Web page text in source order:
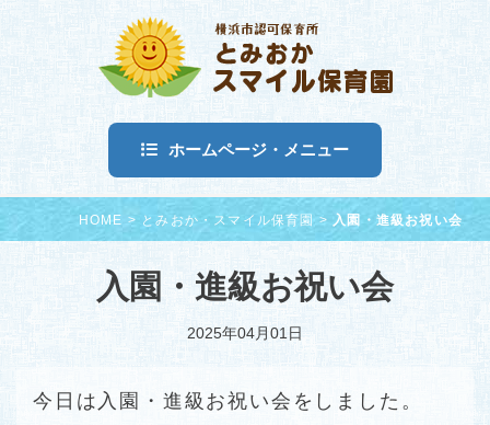
ホームページ・メニュー
HOME > とみおか・スマイル保育園> 入園・進級お祝い会
入園・進級お祝い会
2025年04月01日
今日は入園・進級お祝い会をしました。